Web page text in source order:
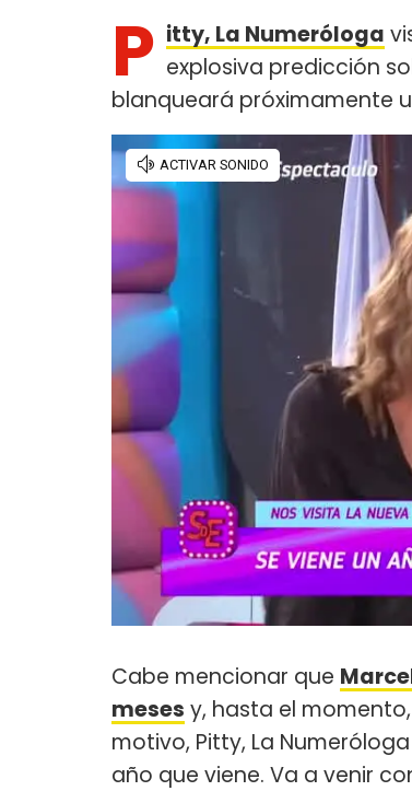
P itty, La Numeróloga
explosiva predicción
blanqueará próximamente
Cabe mencionar que
meses y, hasta el
motivo, Pitty, La
año que viene. Va a venir